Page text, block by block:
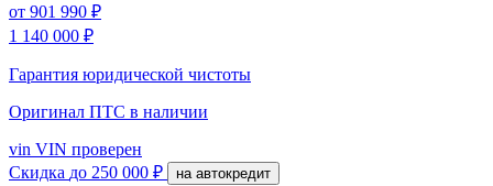
от 901 990 ₽
1 140 000 ₽
Гарантия юридической чистоты
Оригинал ПТС в наличии
vin VIN проверен
Скидка до 250 000 ₽ на автокредит